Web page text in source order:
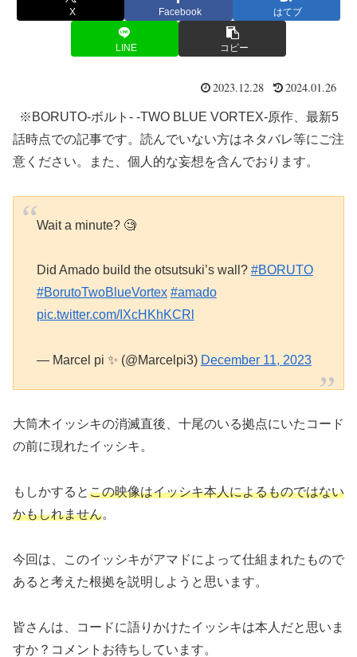
X Facebook はてブ
LINE コピー
2023.12.28 2024.01.26
※BORUTO-ボルト- -TWO BLUE VORTEX-原作、最新5
話時点での記事です。読んでいない方はネタバレ等にご注
意ください。また、個人的な妄想を含んでおります。
Wait a minute? 🧐
Did Amado build the otsutsuki’s wall? #BORUTO
#BorutoTwoBlueVortex #amado
pic.twitter.com/IXcHKhKCRl
— Marcel pi ✨ (@Marcelpi3) December 11, 2023
大筒木イッシキの消滅直後、十尾のいる拠点にいたコード
の前に現れたイッシキ。
もしかするとこの映像はイッシキ本人によるものではない
かもしれません。
今回は、このイッシキがアマドによって仕組まれたもので
あると考えた根拠を説明しようと思います。
皆さんは、コードに語りかけたイッシキは本人だと思いま
すか？コメントお待ちしています。